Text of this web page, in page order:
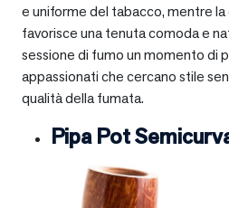
e uniforme del tabacco, mentre
favorisce una tenuta comoda e
sessione di fumo un momento di
appassionati che cercano stile
qualità della fumata.
Pipa Pot